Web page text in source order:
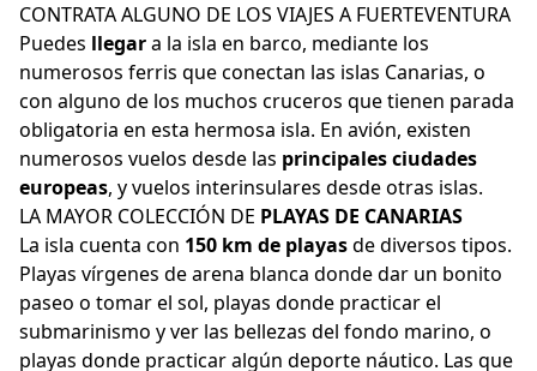
CONTRATA ALGUNO DE LOS VIAJES A FUERTEVENTURA
Puedes llegara la isla en barco, mediante los
numerosos ferris que conectan las islas Canarias, o
con alguno de los muchos cruceros que tienen parada
obligatoria en esta hermosa isla. En avión, existen
numerosos vuelos desde las principales ciudades
europeas, y vuelos interinsulares desde otras islas.
LA MAYOR COLECCIÓN DE PLAYAS DE CANARIAS
La isla cuenta con 150 km de playasde diversos tipos.
Playas vírgenes de arena blanca donde dar un bonito
paseo o tomar el sol, playas donde practicar el
submarinismo y ver las bellezas del fondo marino, o
playas donde practicar algún deporte náutico. Las que